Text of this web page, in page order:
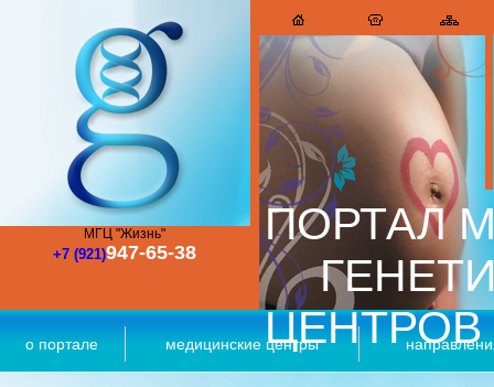
МГЦ "Жизнь"
+7 (921)947-65-38
ПОРТАЛ
ЦЕНТРОВ
о портале медицинские центры